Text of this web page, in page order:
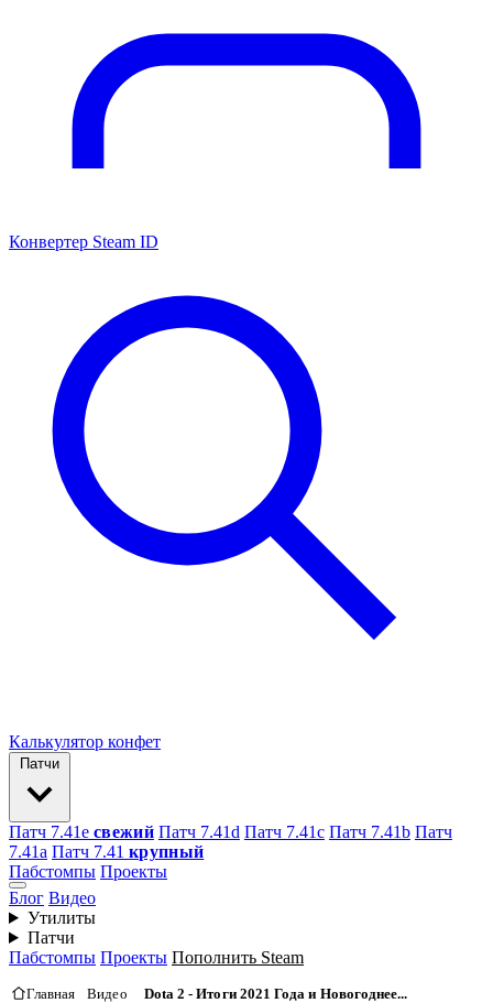
Конвертер Steam ID
Калькулятор конфет
Патчи
Патч 7.41e свежий Патч 7.41d Патч 7.41c Патч 7.41b Патч
7.41а Патч 7.41 крупный
Пабстомпы Проекты
Блог Видео
Утилиты
Патчи
Пабстомпы Проекты Пополнить Steam
Главная Видео Dota 2 - Итоги 2021 Года и Новогоднее...